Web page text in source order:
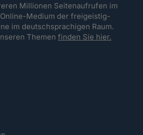
Millionen Seitenaufrufen im
Medium der freigeistig-
im deutschsprachigen Raum.
Themenfinden Sie hier.